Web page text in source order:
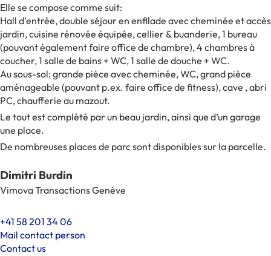
Elle se compose comme suit:
Hall d’entrée, double séjour en enfilade avec cheminée et accès
jardin, cuisine rénovée équipée, cellier & buanderie, 1 bureau
(pouvant également faire office de chambre), 4 chambres à
coucher, 1 salle de bains + WC, 1 salle de douche + WC.
Au sous-sol: grande pièce avec cheminée, WC, grand pièce
aménageable (pouvant p.ex. faire office de fitness), cave , abri
PC, chaufferie au mazout.
Le tout est complété par un beau jardin, ainsi que d’un garage
une place.
De nombreuses places de parc sont disponibles sur la parcelle.
Dimitri Burdin
Vimova Transactions Genève
+41 58 201 34 06
Mail contact person
Contact us